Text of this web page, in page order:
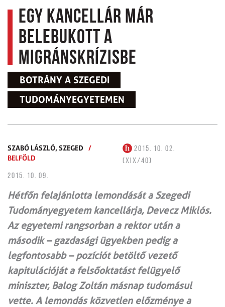
Egy kancellár már
belebukott a
migránskrízisbe
BOTRÁNY A SZEGEDI
TUDOMÁNYEGYETEMEN
SZABÓ LÁSZLÓ,SZEGED
/
BELFÖLD
2015. 10. 02.
(XIX/40)
2015. 10. 09.
Hétfőn felajánlotta lemondását a Szegedi
Tudományegyetem kancellárja, Devecz Miklós.
Az egyetemi rangsorban a rektor után a
második – gazdasági ügyekben pedig a
legfontosabb – pozíciót betöltő vezető
kapitulációját a felsőoktatást felügyelő
miniszter, Balog Zoltán másnap tudomásul
vette. A lemondás közvetlen előzménye a